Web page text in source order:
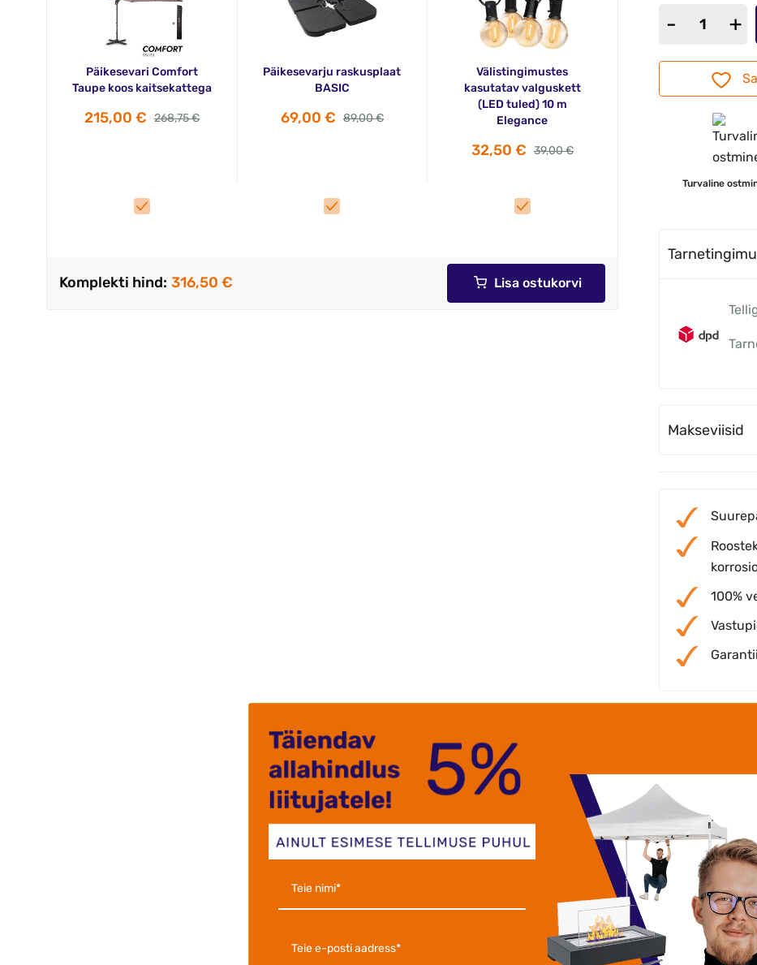
Päikesevari Comfort
Taupe koos kaitsekattega
215,00 € 268,75 €
Päikesevarju raskusplaat
BASIC
69,00 € 89,00 €
Välistingimustes
kasutatav valguskett
(LED tuled) 10 m
Elegance
32,50 € 39,00 €
Komplekti hind: 316,50 € Lisa ostukorvi
Turvaline
Makseviisid
100%
Meie
Väga kiire teenindus .Toote ja hinna suhe paigas
.Kvaliteetne toode .
kõigile.
Nikolay